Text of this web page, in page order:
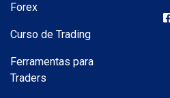
Forex
Curso de Trading
Ferramentas para
Traders